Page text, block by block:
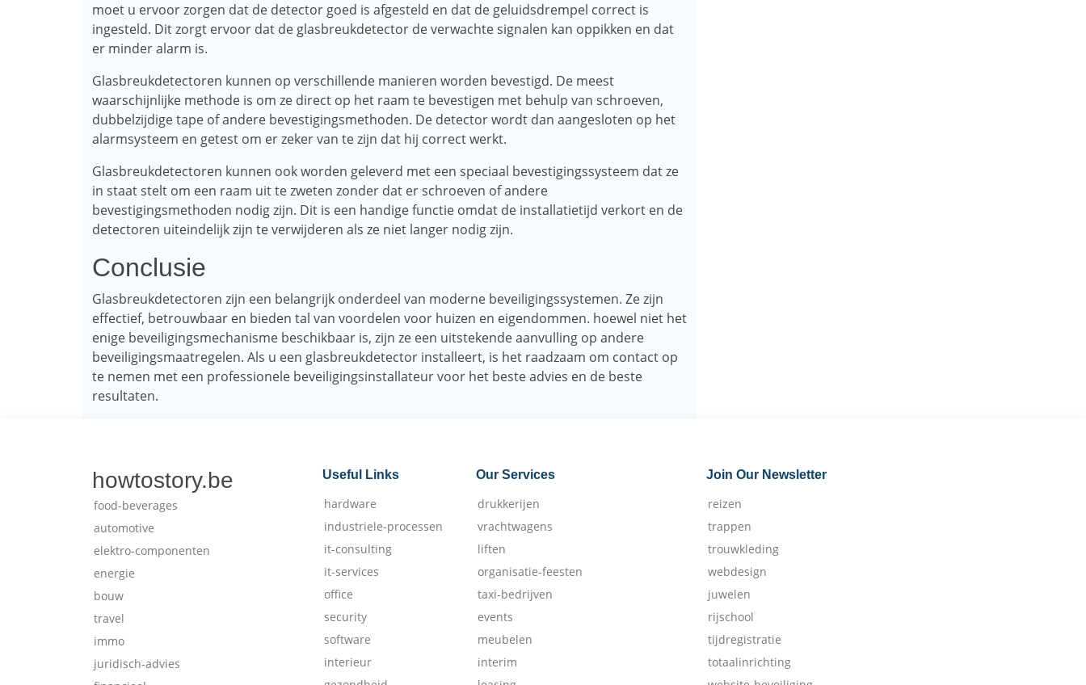
moet u ervoor zorgen dat de detector goed is afgesteld en dat de geluidsdrempel correct is
ingesteld. Dit zorgt ervoor dat de glasbreukdetector de verwachte signalen kan oppikken en dat
er minder alarm is.
Glasbreukdetectoren kunnen op verschillende manieren worden bevestigd. De meest
waarschijnlijke methode is om ze direct op het raam te bevestigen met behulp van schroeven,
dubbelzijdige tape of andere bevestigingsmethoden. De detector wordt dan aangesloten op het
alarmsysteem en getest om er zeker van te zijn dat hij correct werkt.
Glasbreukdetectoren kunnen ook worden geleverd met een speciaal bevestigingssysteem dat ze
in staat stelt om een ​​raam uit te zweten zonder dat er schroeven of andere
bevestigingsmethoden nodig zijn. Dit is een handige functie omdat de installatietijd verkort en de
detectoren uiteindelijk zijn te verwijderen als ze niet langer nodig zijn.
Conclusie
Glasbreukdetectoren zijn een belangrijk onderdeel van moderne beveiligingssystemen. Ze zijn
effectief, betrouwbaar en bieden tal van voordelen voor huizen en eigendommen. hoewel niet het
enige beveiligingsmechanisme beschikbaar is, zijn ze een uitstekende aanvulling op andere
beveiligingsmaatregelen. Als u een glasbreukdetector installeert, is het raadzaam om contact op
te nemen met een professionele beveiligingsinstallateur voor het beste advies en de beste
resultaten.
howtostory.be
food-beverages
automotive
elektro-componenten
energie
bouw
travel
immo
juridisch-advies
Useful Links
hardware
industriele-processen
it-consulting
it-services
office
security
software
interieur
Our Services
drukkerijen
vrachtwagens
liften
organisatie-feesten
taxi-bedrijven
events
meubelen
interim
Join Our Newsletter
reizen
trappen
trouwkleding
webdesign
juwelen
rijschool
tijdregistratie
totaalinrichting